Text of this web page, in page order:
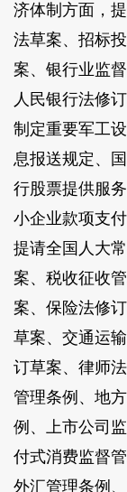
济体制方面，
法草案、招标
案、银行业监
人民银行法修
制定重要军工
息报送规定、
行股票提供服
小企业款项支
提请全国人大
案、税收征收
案、保险法修
草案、交通运
订草案、律师
管理条例、地
例、上市公司
付式消费监督
外汇管理条例